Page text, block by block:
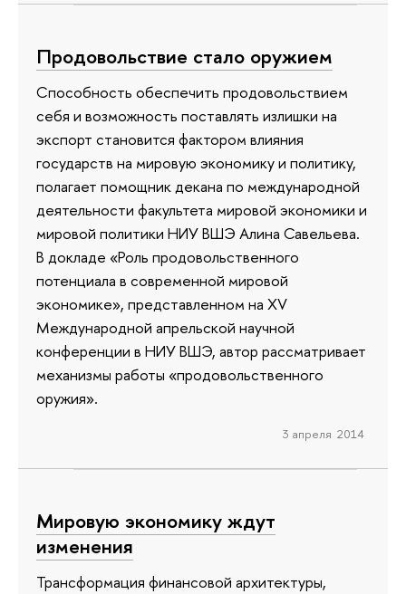
Продовольствие стало оружием
Способность обеспечить продовольствием
себя и возможность поставлять излишки на
экспорт становится фактором влияния
государств на мировую экономику и политику,
полагает помощник декана по международной
деятельности факультета мировой экономики и
мировой политики НИУ ВШЭ Алина Савельева.
В докладе «Роль продовольственного
потенциала в современной мировой
экономике», представленном на XV
Международной апрельской научной
конференции в НИУ ВШЭ, автор рассматривает
механизмы работы «продовольственного
оружия».
3 апреля 2014
Мировую экономику ждут
изменения
Трансформация финансовой архитектуры,